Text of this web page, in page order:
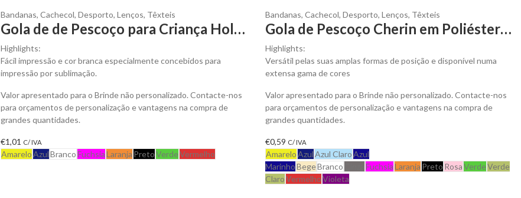
Bandanas, Cachecol, Desporto, Lenços, Têxteis
Gola de de Pescoço para Criança Holiam para Personalizar
Highlights:
Fácil impressão e cor branca especialmente concebidos para
impressão por sublimação.
Valor apresentado para o Brinde não personalizado. Contacte-nos
para orçamentos de personalização e vantagens na compra de
grandes quantidades.
€1,01 C/ IVA
AmareloAzulBrancoFuchsiaLaranja PretoVerdeVermelho
Bandanas, Cachecol, Desporto, Lenços, Têxteis
Gola de Pescoço Cherin em Poliéster Elástico para Personalizar
Highlights:
Versátil pelas suas amplas formas de posição e disponível numa
extensa gama de cores
Valor apresentado para o Brinde não personalizado. Contacte-nos
para orçamentos de personalização e vantagens na compra de
grandes quantidades.
€0,59 C/ IVA
AmareloAzulAzul ClaroAzul
MarinhoBegeBranco FuchsiaLaranja Preto RosaVerdeVerde
ClaroVermelhoVioleta